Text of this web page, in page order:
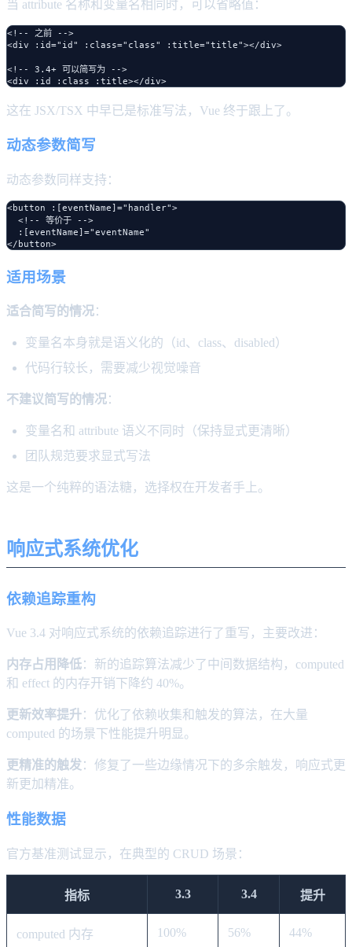
当 attribute 名称和变量名相同时，可以省略值：
<!-- 之前 -->
<div :id="id" :class="class" :title="title"></div>
<!-- 3.4+ 可以简写为 -->
这在 JSX/TSX 中早已是标准写法，Vue 终于跟上了。
动态参数简写
动态参数同样支持：
<button :[eventName]="handler">
  <!-- 等价于 -->
  :[eventName]="eventName"
适用场景
适合简写的情况：
变量名本身就是语义化的（id、class、disabled）
代码行较长，需要减少视觉噪音
不建议简写的情况：
变量名和 attribute 语义不同时（保持显式更清晰）
团队规范要求显式写法
这是一个纯粹的语法糖，选择权在开发者手上。
响应式系统优化
依赖追踪重构
Vue 3.4 对响应式系统的依赖追踪进行了重写，主要改进：
内存占用降低：新的追踪算法减少了中间数据结构，computed
和 effect 的内存开销下降约 40%。
更新效率提升：优化了依赖收集和触发的算法，在大量
computed 的场景下性能提升明显。
更精准的触发：修复了一些边缘情况下的多余触发，响应式更
新更加精准。
性能数据
官方基准测试显示，在典型的 CRUD 场景：
指标 3.3 3.4 提升
computed 内存 100% 56% 44%